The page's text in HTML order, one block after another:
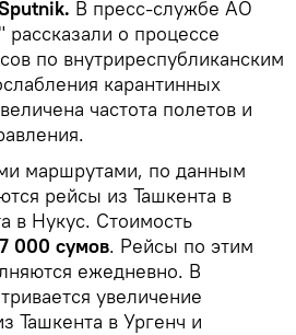
В пресс-службе АО
о процессе
по внутриреспубликанским
карантинных
частота полетов и
маршрутами, по данным
рейсы из Ташкента в
в Нукус. Стоимость
000 сумов. Рейсы по этим
ежедневно. В
увеличение
Ташкента в Ургенч и